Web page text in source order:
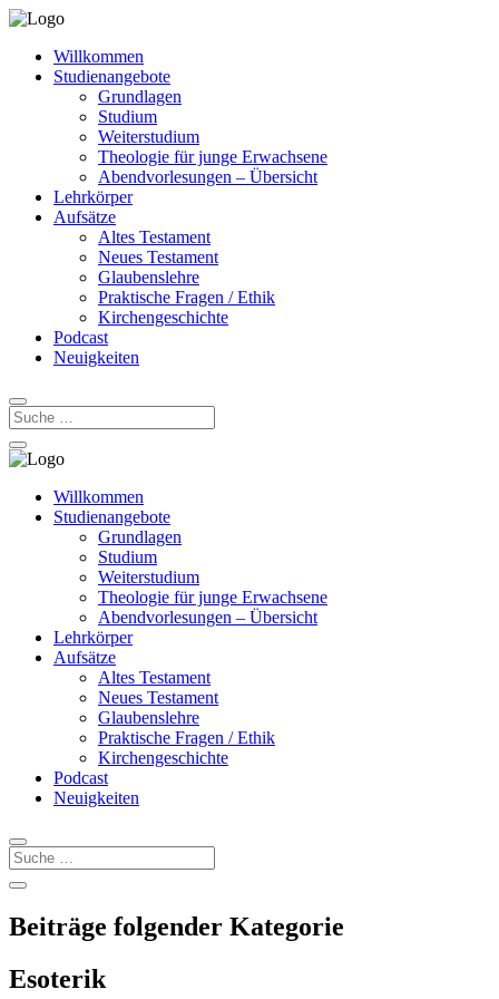
Willkommen
Studienangebote
Grundlagen
Studium
Weiterstudium
Theologie für junge Erwachsene
Abendvorlesungen – Übersicht
Lehrkörper
Aufsätze
Altes Testament
Neues Testament
Glaubenslehre
Praktische Fragen / Ethik
Kirchengeschichte
Podcast
Neuigkeiten
Willkommen
Studienangebote
Grundlagen
Studium
Weiterstudium
Theologie für junge Erwachsene
Abendvorlesungen – Übersicht
Lehrkörper
Aufsätze
Altes Testament
Neues Testament
Glaubenslehre
Praktische Fragen / Ethik
Kirchengeschichte
Podcast
Neuigkeiten
Beiträge folgender Kategorie
Esoterik